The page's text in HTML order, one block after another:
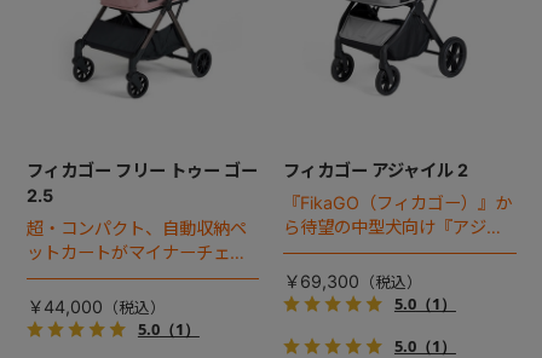
フィカゴー フリー トゥー ゴー
2.5
超・コンパクト、自動収納ペ
ットカートがマイナーチェン
ジ！
￥44,000
5.0（1）
フィカゴー アジャイル 2
『FikaGO（フィカゴー）』か
ら待望の中型犬向け『アジャ
イル２』 登場！耐荷重30kg
で、しかも1秒・自動収納機能
搭載！！
￥69,300
5.0（1）
5.0（1）